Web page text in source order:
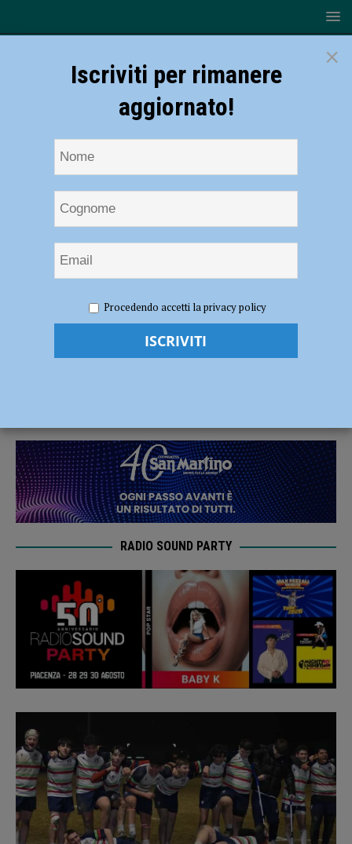
vittorie nette per U18, U16 e U14
Rugby – Omnia, i risultati del weekend:
RADIO SOUND PARTY
×
Iscriviti per rimanere
aggiornato!
Procedendo accetti la privacy policy